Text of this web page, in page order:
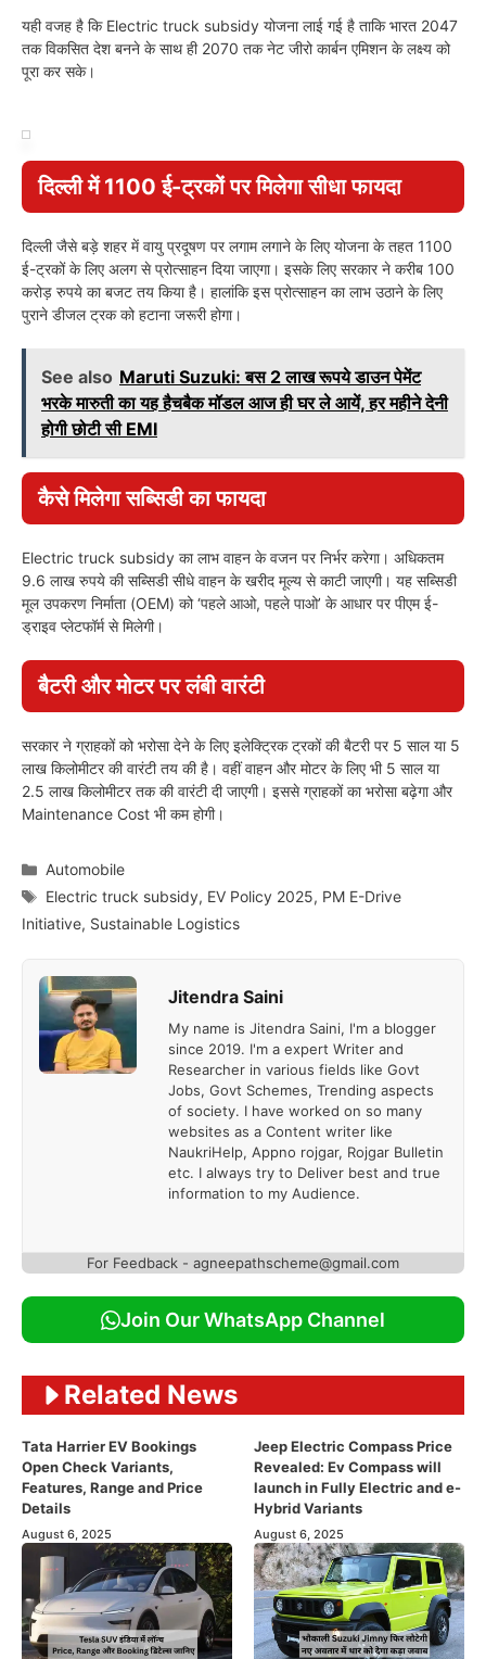
यही वजह है कि Electric truck subsidy योजना लाई गई है ताकि भारत 2047
तक विकसित देश बनने के साथ ही 2070 तक नेट जीरो कार्बन एमिशन के लक्ष्य को
पूरा कर सके।
दिल्ली में 1100 ई-ट्रकों पर मिलेगा सीधा फायदा
दिल्ली जैसे बड़े शहर में वायु प्रदूषण पर लगाम लगाने के लिए योजना के तहत 1100
ई-ट्रकों के लिए अलग से प्रोत्साहन दिया जाएगा। इसके लिए सरकार ने करीब 100
करोड़ रुपये का बजट तय किया है। हालांकि इस प्रोत्साहन का लाभ उठाने के लिए
पुराने डीजल ट्रक को हटाना जरूरी होगा।
See also Maruti Suzuki: बस 2 लाख रूपये डाउन पेमेंट
भरके मारुती का यह हैचबैक मॉडल आज ही घर ले आयें, हर महीने देनी
होगी छोटी सी EMI
कैसे मिलेगा सब्सिडी का फायदा
Electric truck subsidy का लाभ वाहन के वजन पर निर्भर करेगा। अधिकतम
9.6 लाख रुपये की सब्सिडी सीधे वाहन के खरीद मूल्य से काटी जाएगी। यह सब्सिडी
मूल उपकरण निर्माता (OEM) को ‘पहले आओ, पहले पाओ’ के आधार पर पीएम ई-
ड्राइव प्लेटफॉर्म से मिलेगी।
बैटरी और मोटर पर लंबी वारंटी
सरकार ने ग्राहकों को भरोसा देने के लिए इलेक्ट्रिक ट्रकों की बैटरी पर 5 साल या 5
लाख किलोमीटर की वारंटी तय की है। वहीं वाहन और मोटर के लिए भी 5 साल या
2.5 लाख किलोमीटर तक की वारंटी दी जाएगी। इससे ग्राहकों का भरोसा बढ़ेगा और
Maintenance Cost भी कम होगी।
Categories
Automobile
Tags
Electric truck subsidy, EV Policy 2025, PM E-Drive
Initiative, Sustainable Logistics
Jitendra Saini
My name is Jitendra Saini, I'm a blogger
since 2019. I'm a expert Writer and
Researcher in various fields like Govt
Jobs, Govt Schemes, Trending aspects
of society. I have worked on so many
websites as a Content writer like
NaukriHelp, Appno rojgar, Rojgar Bulletin
etc. I always try to Deliver best and true
information to my Audience.
For Feedback - agneepathscheme@gmail.com
Join Our WhatsApp Channel
Related News
Tata Harrier EV Bookings
Open Check Variants,
Features, Range and Price
Details
August 6, 2025
Jeep Electric Compass Price
Revealed: Ev Compass will
launch in Fully Electric and e-
Hybrid Variants
August 6, 2025